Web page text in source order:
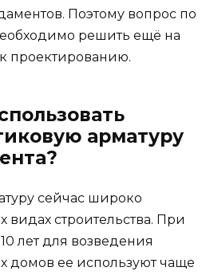
Поэтому вопрос по
решить ещё на
проектированию.
арматуру
сейчас широко
видах строительства. При
лет для возведения
домов ее используют чаще